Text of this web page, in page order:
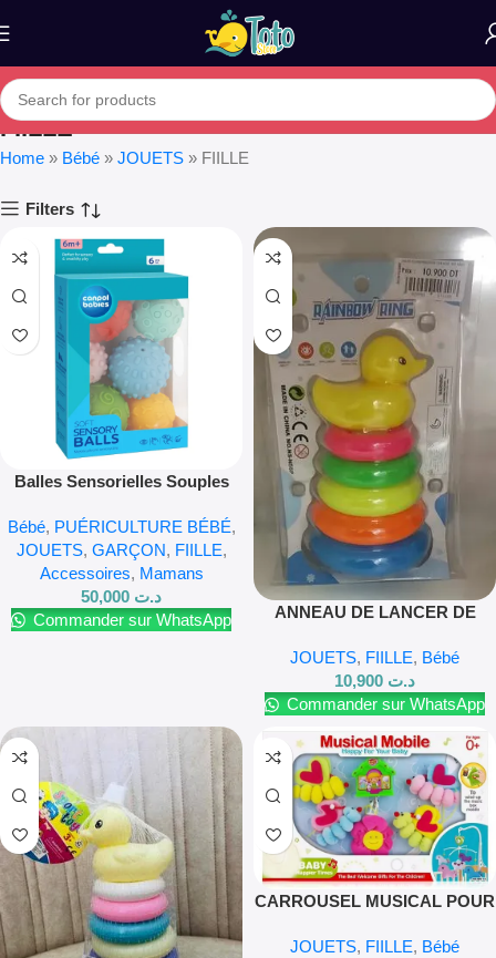
FIILLE
Home » Bébé » JOUETS » FIILLE
Filters
Balles Sensorielles Souples
(79/402)
Bébé, PUÉRICULTURE BÉBÉ,
JOUETS, GARÇON, FIILLE,
Accessoires, Mamans
د.ت
Commander sur WhatsApp
ANNEAU DE LANCER DE
JOUETS POUR EXERCER LES
CAPACITÉS MUSCULAIRES
ET CÉRÉBRALES
JOUETS, FIILLE, Bébé
د.ت
Commander sur WhatsApp
CARROUSEL MUSICAL POUR
JOUETS, FIILLE, Bébé